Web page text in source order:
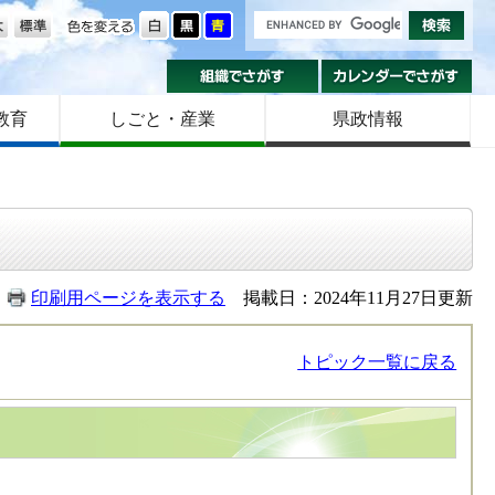
色を変える
大きさ
組織でさがす
育 しごと・産業 県政情報
印刷用ページを表示する 掲載日：2024年11月27日更新
トピック一覧に戻る